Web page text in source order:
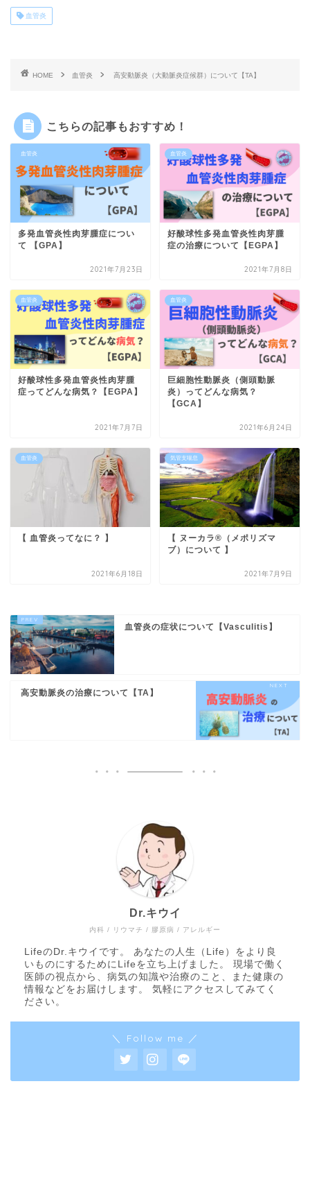
血管炎
HOME 血管炎 高安動脈炎（大動脈炎症候群）について【TA】
こちらの記事もおすすめ！
血管炎
多発血管炎性肉芽腫症につい
て 【GPA】
2021年7月23日
血管炎
好酸球性多発血管炎性肉芽腫
症の治療について【EGPA】
2021年7月8日
血管炎
好酸球性多発血管炎性肉芽腫
症ってどんな病気？【EGPA】
2021年7月7日
血管炎
巨細胞性動脈炎（側頭動脈
炎）ってどんな病気？
【GCA】
2021年6月24日
血管炎
【 血管炎ってなに？ 】
2021年6月18日
気管支喘息
【 ヌーカラ®︎（メポリズマ
ブ）について 】
2021年7月9日
血管炎の症状について【Vasculitis】
高安動脈炎の治療について【TA】
内科 / リウマチ / 膠原病 / アレルギー
Dr.キウイ
LifeのDr.キウイです。 あなたの人生（Life）をより良
いものにするためにLifeを立ち上げました。 現場で働く
医師の視点から、病気の知識や治療のこと、また健康の
情報などをお届けします。 気軽にアクセスしてみてく
ださい。
＼ Follow me ／